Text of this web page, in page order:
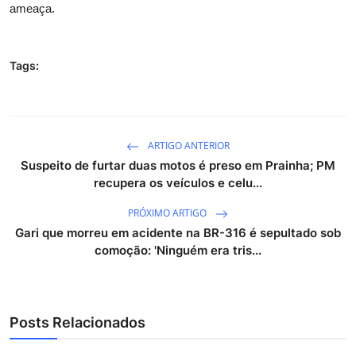
ameaça.
Tags:
ARTIGO ANTERIOR
Suspeito de furtar duas motos é preso em Prainha; PM
recupera os veículos e celu...
PRÓXIMO ARTIGO
Gari que morreu em acidente na BR-316 é sepultado sob
comoção: 'Ninguém era tris...
Posts Relacionados